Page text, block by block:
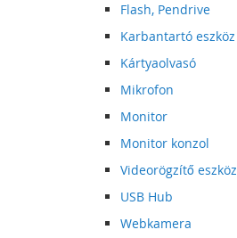
Flash, Pendrive
Karbantartó eszköz
Kártyaolvasó
Mikrofon
Monitor
Monitor konzol
Videorögzítő eszköz
USB Hub
Webkamera